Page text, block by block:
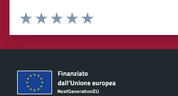
Valuta 5 stelle su 5
Valuta 4 stelle su 5
Valuta 3 stelle su 5
Valuta 2 stelle su 5
Valuta 1 stelle su 5